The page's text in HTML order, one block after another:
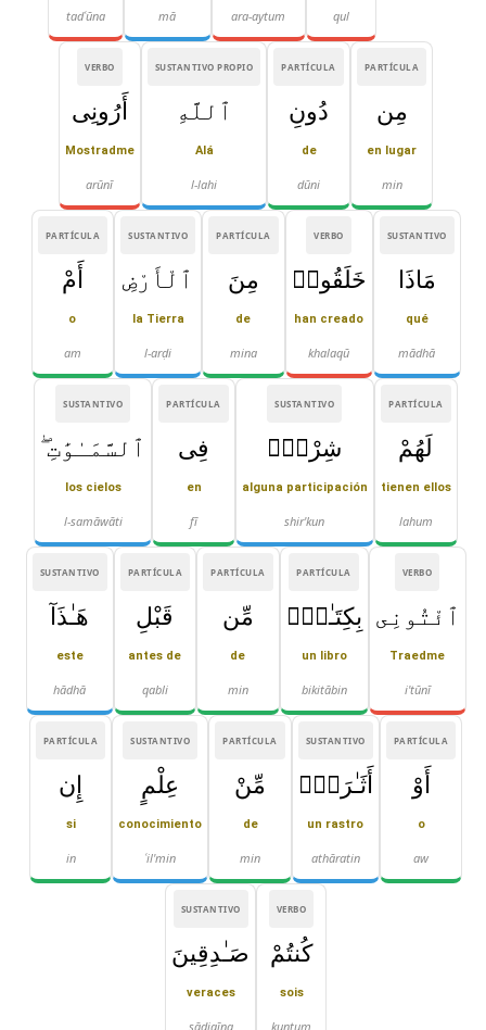
qul
ara-aytum
mā
tadʿūna
PARTÍCULA
مِن
en lugar
min
PARTÍCULA
دُونِ
de
dūni
SUSTANTIVO PROPIO
ٱللَّهِ
Alá
l-lahi
VERBO
أَرُونِى
Mostradme
arūnī
SUSTANTIVO
مَاذَا
qué
mādhā
VERBO
خَلَقُوا۟
han creado
khalaqū
PARTÍCULA
مِنَ
de
mina
SUSTANTIVO
ٱلْأَرْضِ
la Tierra
l-arḍi
PARTÍCULA
أَمْ
o
am
PARTÍCULA
لَهُمْ
tienen ellos
lahum
SUSTANTIVO
شِرْكٌۭ
alguna participación
shir'kun
PARTÍCULA
فِى
en
fī
SUSTANTIVO
ٱلسَّمَـٰوَٰتِ ۖ
los cielos
l-samāwāti
VERBO
ٱئْتُونِى
Traedme
i'tūnī
PARTÍCULA
بِكِتَـٰبٍۢ
un libro
bikitābin
PARTÍCULA
مِّن
de
min
PARTÍCULA
قَبْلِ
antes de
qabli
SUSTANTIVO
هَـٰذَآ
este
hādhā
PARTÍCULA
أَوْ
o
aw
SUSTANTIVO
أَثَـٰرَةٍۢ
un rastro
athāratin
PARTÍCULA
مِّنْ
de
min
SUSTANTIVO
عِلْمٍ
conocimiento
ʿil'min
PARTÍCULA
إِن
si
in
VERBO
كُنتُمْ
sois
kuntum
SUSTANTIVO
صَـٰدِقِينَ
veraces
ṣādiqīna